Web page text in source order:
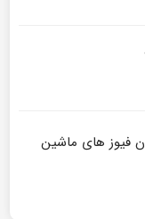
فیوز های ماشین